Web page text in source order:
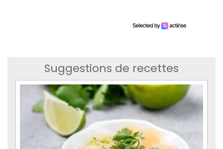
Suggestions de recettes